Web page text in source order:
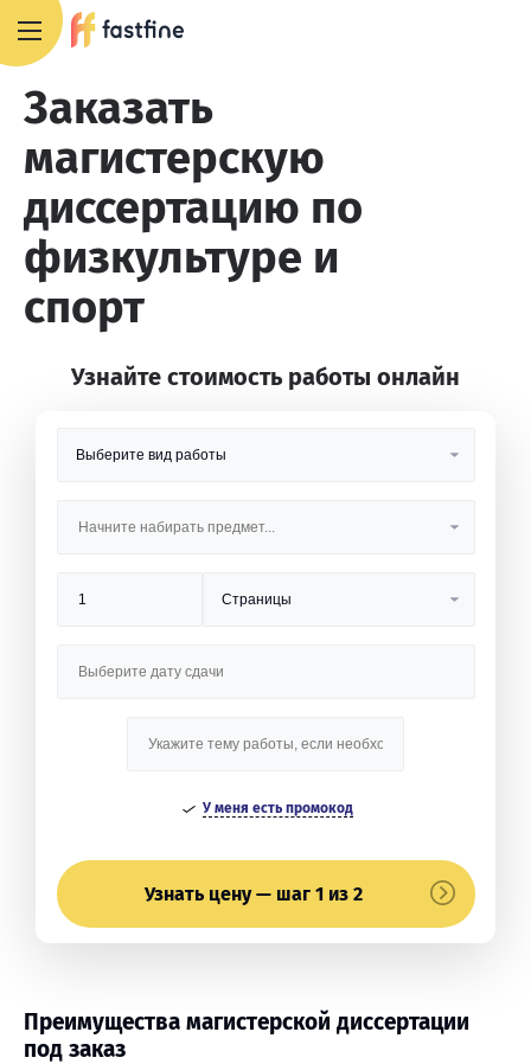
Заказать
магистерскую
диссертацию по
физкультуре и
спорт
Узнайте стоимость работы онлайн
У меня есть промокод
Узнать цену — шаг 1 из 2
Преимущества магистерской диссертации
под заказ